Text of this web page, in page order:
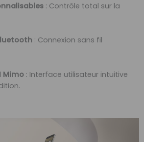
: Contrôle total sur la
: Connexion sans fil
Mimo: Interface utilisateur intuitive